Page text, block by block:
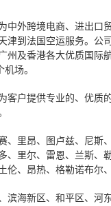
中外跨境电商、进出口
津到法国空运服务。公
州及香港各大优质国际
场。
客户提供专业的、优质
、里昂、图卢兹、尼斯
、里尔、雷恩、兰斯、
伦、昂热、格勒诺布尔
滨海新区、和平区、河